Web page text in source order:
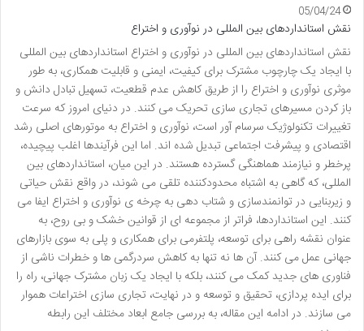
05/04/24
نقش استانداردهای بین المللی در نوآوری و اختراع
نقش استانداردهای بین المللی در نوآوری و اختراع استانداردهای بین المللی
با ایجاد یک چارچوب مشترک برای کیفیت، ایمنی و قابلیت همکاری، به طور
موثری نوآوری و اختراع را از طریق کاهش عدم قطعیت، تسهیل تبادل دانش و
باز کردن مسیرهای تجاری سازی تحریک می کنند. در دنیای امروز که سرعت
تغییرات تکنولوژیک سرسام آور است، نوآوری و اختراع به موتورهای اصلی رشد
اقتصادی و پیشرفت اجتماعی تبدیل شده اند. اما این فرآیندها اغلب پیچیده،
پرخطر و نیازمند هماهنگی گسترده هستند. در این میان، استانداردهای بین
المللی، که گاهی به اشتباه محدودکننده تلقی می شوند، در واقع نقش حیاتی
و زیربنایی در توانمندسازی و شتاب دهی به چرخه ی نوآوری و اختراع ایفا می
کنند. این استانداردها، فراتر از مجموعه ای از قوانین خشک و بی روح، به
عنوان نقشه راهی برای توسعه، پلتفرمی برای همکاری و پلی به سوی بازارهای
جهانی عمل می کنند. آن ها نه تنها به کاهش سردرگمی ها و خطرات ناشی از
فناوری های جدید کمک می کنند، بلکه با ایجاد یک زبان مشترک جهانی، راه را
برای ایده پردازی، تحقیق و توسعه و در نهایت، تجاری سازی اختراعات هموار
می سازند. در ادامه این مقاله، به بررسی جامع ابعاد مختلف این رابطه